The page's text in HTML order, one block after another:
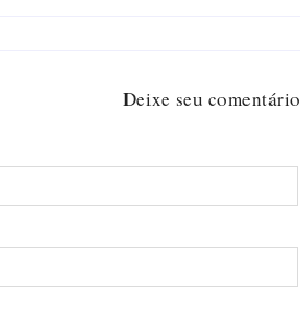
Deixe seu comentário